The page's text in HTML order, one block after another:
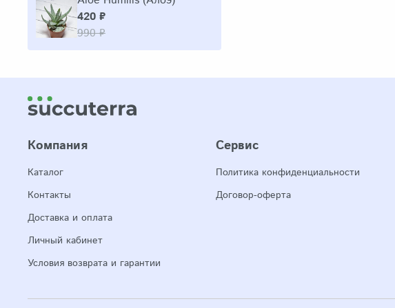
420 ₽
990 ₽
Компания
Каталог
Контакты
Доставка и оплата
Личный кабинет
Условия возврата и гарантии
Сервис
Политика конфиденциальности
Договор-оферта